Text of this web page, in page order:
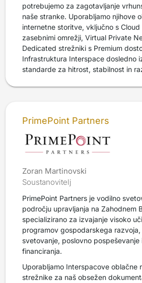
potrebujemo za zagotavljanje
naše stranke. Uporabljamo njihove
internetne storitve, vključno s
zasebnimi omrežji, Virtual Private
Dedicated strežniki s Premium
Infrastruktura Interspace dosledno
standarde za hitrost, stabilnost in
PrimePoint Partners
Zoran Martinovski
Soustanovitelj
PrimePoint Partners je vodilno
področju upravljanja na Zahodnem
specializirano za izvajanje visoko
programov gospodarskega
svetovanje, poslovno
financiranja.
Uporabljamo Interspacove oblačne
strežnike za naš obsežen